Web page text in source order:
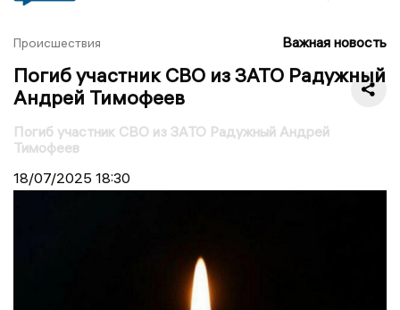
Происшествия Важная новость
Погиб участник СВО из ЗАТО Радужный
Андрей Тимофеев
Погиб участник СВО из ЗАТО Радужный Андрей
Тимофеев
18/07/2025 18:30